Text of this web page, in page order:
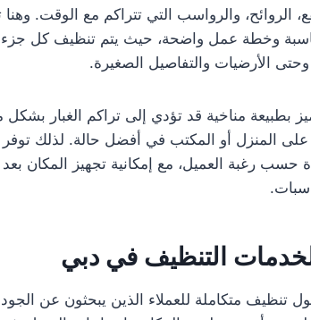
الروائح، والرواسب التي تتراكم مع الوقت.
وخطة عمل واضحة، حيث يتم تنظيف كل جزء
الأرضيات والتفاصيل الصغيرة.
بطبيعة مناخية قد تؤدي إلى تراكم الغبار
على المنزل أو المكتب في أفضل حالة. لذلك
رغبة العميل، مع إمكانية تجهيز المكان بعد
التنظيف في دبي
تنظيف متكاملة للعملاء الذين يبحثون عن